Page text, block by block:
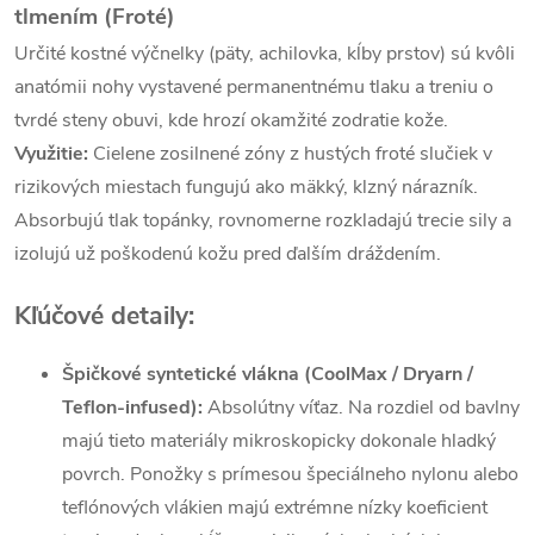
tlmením (Froté)
Určité kostné výčnelky (päty, achilovka, kĺby prstov) sú kvôli
anatómii nohy vystavené permanentnému tlaku a treniu o
tvrdé steny obuvi, kde hrozí okamžité zodratie kože.
Využitie: Cielene zosilnené zóny z hustých froté slučiek v
rizikových miestach fungujú ako mäkký, klzný nárazník.
Absorbujú tlak topánky, rovnomerne rozkladajú trecie sily a
izolujú už poškodenú kožu pred ďalším dráždením.
Kľúčové detaily:
Špičkové syntetické vlákna (CoolMax / Dryarn /
Teflon-infused): Absolútny víťaz. Na rozdiel od bavlny
majú tieto materiály mikroskopicky dokonale hladký
povrch. Ponožky s prímesou špeciálneho nylonu alebo
teflónových vlákien majú extrémne nízky koeficient